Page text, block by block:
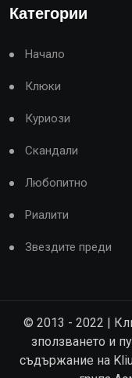
Категории
Начало
Клюки
Куриози
Скандали
Любопитно
Риалити
Звездите преди
© 2013 - 2022 |
зползването и
съдържание на